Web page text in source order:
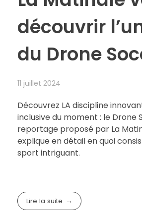
découvrir
du Drone
11 juillet 2024
Découvrez LA discipline
inclusive du moment : le Drone
reportage proposé par La
explique en détail en quoi
sport intriguant.
Lire la suite